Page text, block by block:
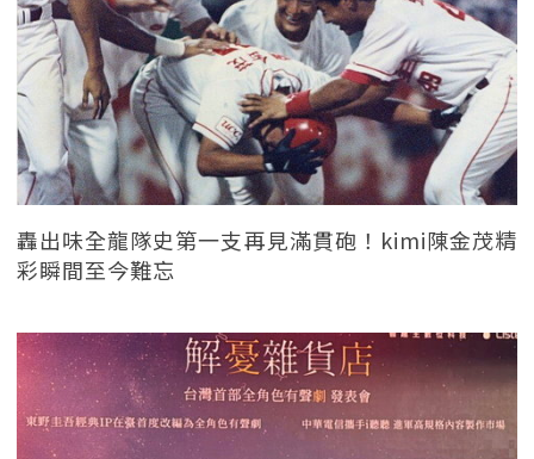
轟出味全龍隊史第一支再見滿貫砲！kimi陳金茂精
彩瞬間至今難忘